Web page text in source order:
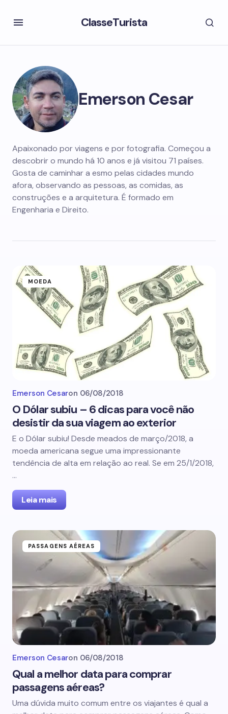
ClasseTurista
Emerson Cesar
Apaixonado por viagens e por fotografia. Começou a
descobrir o mundo há 10 anos e já visitou 71 países.
Gosta de caminhar a esmo pelas cidades mundo
afora, observando as pessoas, as comidas, as
construções e a arquitetura. É formado em
Engenharia e Direito.
MOEDA
Emerson Cesaron 06/08/2018
O Dólar subiu – 6 dicas para você não
desistir da sua viagem ao exterior
E o Dólar subiu! Desde meados de março/2018, a
moeda americana segue uma impressionante
tendência de alta em relação ao real. Se em 25/1/2018,
…
Leia mais
PASSAGENS AÉREAS
Emerson Cesaron 06/08/2018
Qual a melhor data para comprar
passagens aéreas?
Uma dúvida muito comum entre os viajantes é qual a